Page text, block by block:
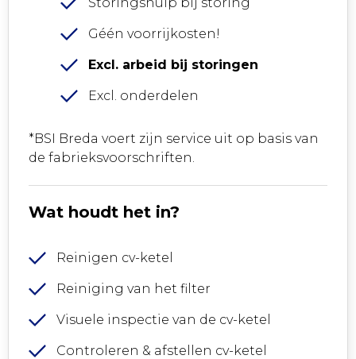
Géén voorrijkosten!
Excl. arbeid bij storingen
Excl. onderdelen
*BSI Breda voert zijn service uit op basis van
de fabrieksvoorschriften.
Wat houdt het in?
Reinigen cv-ketel
Reiniging van het filter
Visuele inspectie van de cv-ketel
Controleren & afstellen cv-ketel